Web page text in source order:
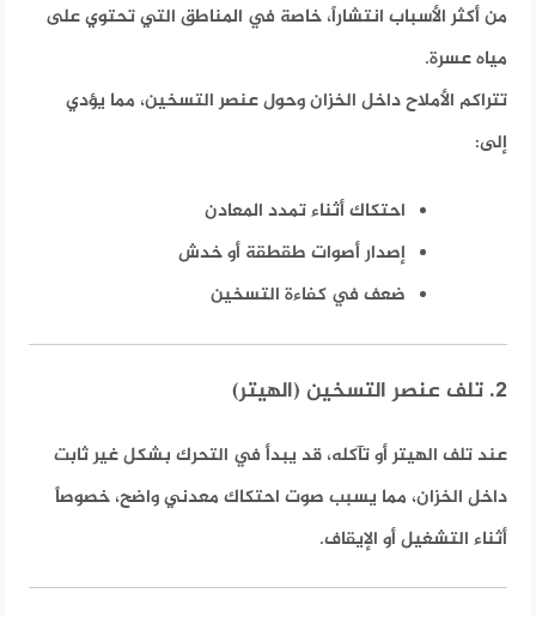
من أكثر الأسباب انتشاراً، خاصة في المناطق التي تحتوي على
مياه عسرة.
تتراكم الأملاح داخل الخزان وحول عنصر التسخين، مما يؤدي
إلى:
احتكاك أثناء تمدد المعادن
إصدار أصوات طقطقة أو خدش
ضعف في كفاءة التسخين
2. تلف عنصر التسخين (الهيتر)
عند تلف الهيتر أو تآكله، قد يبدأ في التحرك بشكل غير ثابت
داخل الخزان، مما يسبب صوت احتكاك معدني واضح، خصوصاً
أثناء التشغيل أو الإيقاف.